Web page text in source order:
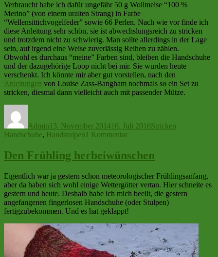
Verbraucht habe ich dafür ungefähr 50 g Wollmeise “100 %
Merino” (von einem uralten Strang) in Farbe
“Wellensittichvogelfeder” sowie 66 Perlen. Nach wie vor finde ich
diese Anleitung sehr schön, sie ist abwechslungsreich zu stricken
und trotzdem nicht zu schwierig. Man sollte allerdings in der Lage
sein, auf irgend eine Weise zuverlässig Reihen zu zählen.
Obwohl es durchaus “meine” Farben sind, bleiben die Handschuhe
und der dazugehörige Loop nicht bei mir. Sie wurden heute
verschenkt. Ich könnte mir aber gut vorstellen, nach den
Anleitungen von Louise Zass-Bangham nochmals so ein Set zu
stricken, diesmal dann vielleicht auch mit passender Mütze.
Admin 13. November 2014 16. Juli 2016Stricken
Handschuhe, Handstulpen 1 Kommentarzu
einmal
fingerlose
Den Frühling herbeiwünschen
Eigentlich war ja gestern schon meteorologischer Frühlingsanfang,
aber da haben sich wohl einige Wettergötter vertan. Hier schneite es
gestern und heute. Deshalb habe ich mich beeilt, die gestern
angefangenen fingerlosen Handschuhe (oder Stulpen)
fertigzubekommen. Und es hat geklappt!